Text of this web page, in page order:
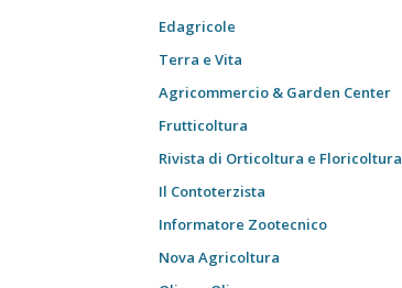
Edagricole
Terra e Vita
Agricommercio & Garden Center
Frutticoltura
Rivista di Orticoltura e Floricoltura
Il Contoterzista
Informatore Zootecnico
Nova Agricoltura